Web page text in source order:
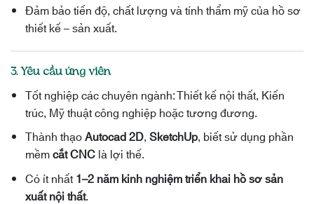
Đảm bảo tiến độ, chất lượng và tính thẩm mỹ của hồ sơ
thiết kế – sản xuất.
3. Yêu cầu ứng viên
Tốt nghiệp các chuyên ngành: Thiết kế nội thất, Kiến
trúc, Mỹ thuật công nghiệp hoặc tương đương.
Thành thạoAutocad 2D, SketchUp, biết sử dụng phần
mềmcắt CNClà lợi thế.
Có ít nhất 1–2 năm kinh nghiệm triển khai hồ sơ sản
xuất nội thất.